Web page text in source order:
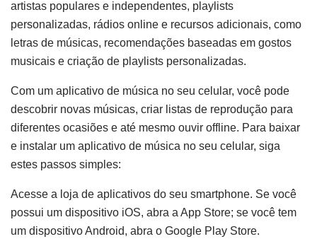
artistas populares e independentes, playlists
personalizadas, rádios online e recursos adicionais, como
letras de músicas, recomendações baseadas em gostos
musicais e criação de playlists personalizadas.
Com um aplicativo de música no seu celular, você pode
descobrir novas músicas, criar listas de reprodução para
diferentes ocasiões e até mesmo ouvir offline. Para baixar
e instalar um aplicativo de música no seu celular, siga
estes passos simples:
Acesse a loja de aplicativos do seu smartphone. Se você
possui um dispositivo iOS, abra a App Store; se você tem
um dispositivo Android, abra o Google Play Store.